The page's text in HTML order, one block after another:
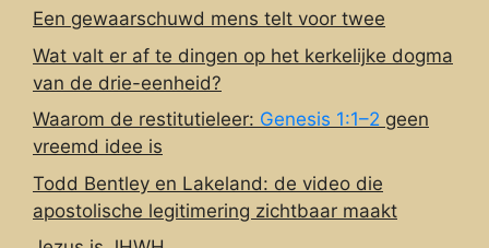
Een gewaarschuwd mens telt voor twee
Wat valt er af te dingen op het kerkelijke dogma
van de drie-eenheid?
Waarom de restitutieleer: Genesis 1:1–2 geen
vreemd idee is
Todd Bentley en Lakeland: de video die
apostolische legitimering zichtbaar maakt